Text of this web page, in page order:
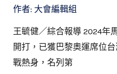
作者: 大會編輯組
王毓健／綜合報導 2024年
開打，已獲巴黎奧運席位
戰熱身，名列第
西
名
人
賽